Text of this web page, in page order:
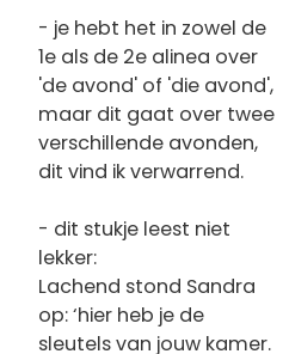
- je hebt het in zowel de
1e als de 2e alinea over
'de avond' of 'die avond',
maar dit gaat over twee
verschillende avonden,
dit vind ik verwarrend.
- dit stukje leest niet
lekker:
Lachend stond Sandra
op: ‘hier heb je de
sleutels van jouw kamer.